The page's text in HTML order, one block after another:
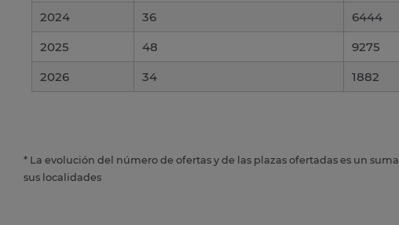
2024
36
6444
2025
48
9275
2026
34 1882
* La evolución del número de ofertas y de las plazas ofertadas es un
sus localidades